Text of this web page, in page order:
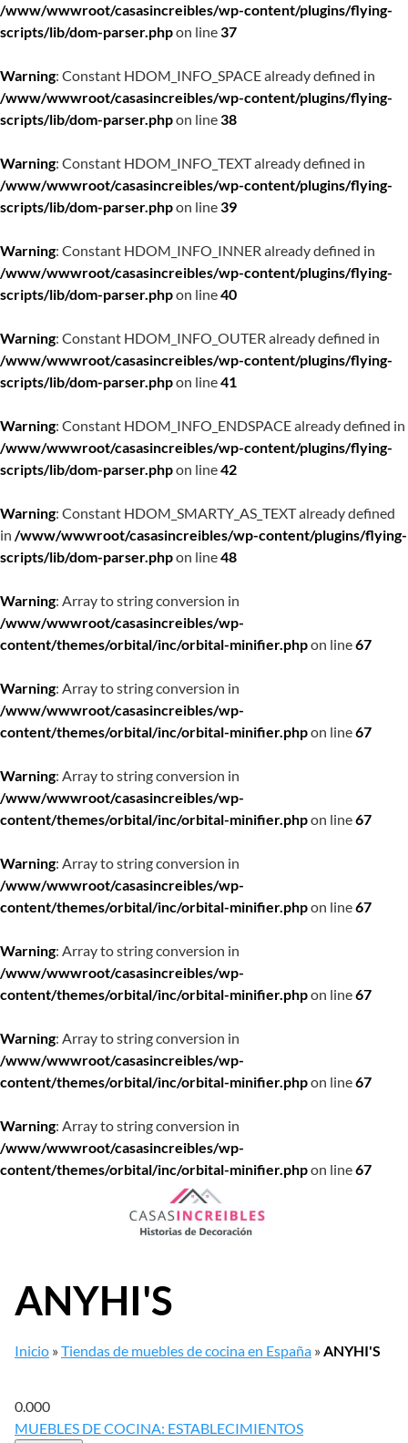
/www/wwwroot/casasincreibles/wp-content/plugins/flying-
scripts/lib/dom-parser.phpon line37
Warning: Constant HDOM_INFO_SPACE already defined in
/www/wwwroot/casasincreibles/wp-content/plugins/flying-
scripts/lib/dom-parser.phpon line38
Warning: Constant HDOM_INFO_TEXT already defined in
/www/wwwroot/casasincreibles/wp-content/plugins/flying-
scripts/lib/dom-parser.phpon line39
Warning: Constant HDOM_INFO_INNER already defined in
/www/wwwroot/casasincreibles/wp-content/plugins/flying-
scripts/lib/dom-parser.phpon line40
Warning: Constant HDOM_INFO_OUTER already defined in
/www/wwwroot/casasincreibles/wp-content/plugins/flying-
scripts/lib/dom-parser.phpon line41
Warning: Constant HDOM_INFO_ENDSPACE already defined in
/www/wwwroot/casasincreibles/wp-content/plugins/flying-
scripts/lib/dom-parser.phpon line42
Warning: Constant HDOM_SMARTY_AS_TEXT already defined
in /www/wwwroot/casasincreibles/wp-content/plugins/flying-
scripts/lib/dom-parser.phpon line48
Warning: Array to string conversion in
/www/wwwroot/casasincreibles/wp-
content/themes/orbital/inc/orbital-minifier.phpon line67
Warning: Array to string conversion in
/www/wwwroot/casasincreibles/wp-
content/themes/orbital/inc/orbital-minifier.phpon line67
Warning: Array to string conversion in
/www/wwwroot/casasincreibles/wp-
content/themes/orbital/inc/orbital-minifier.phpon line67
Warning: Array to string conversion in
/www/wwwroot/casasincreibles/wp-
content/themes/orbital/inc/orbital-minifier.phpon line67
Warning: Array to string conversion in
/www/wwwroot/casasincreibles/wp-
content/themes/orbital/inc/orbital-minifier.phpon line67
Warning: Array to string conversion in
/www/wwwroot/casasincreibles/wp-
content/themes/orbital/inc/orbital-minifier.phpon line67
Warning: Array to string conversion in
/www/wwwroot/casasincreibles/wp-
content/themes/orbital/inc/orbital-minifier.phpon line67
ANYHI'S
Inicio »Tiendas de muebles de cocina en España »ANYHI'S
0.000
MUEBLES DE COCINA: ESTABLECIMIENTOS